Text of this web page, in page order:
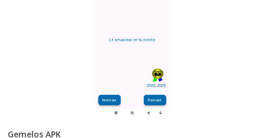
Gemelos APK